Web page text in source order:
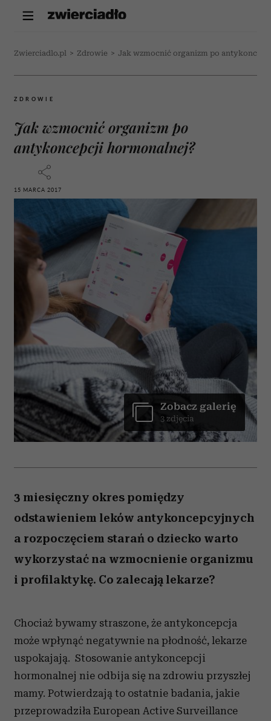
Zwierciadlo.pl > Zdrowie > Jak wzmocnić organizm po
ZDROWIE
Jak wzmocnić organizm po
antykoncepcji hormonalnej?
15 MARCA 2017
Zobacz galerię
3 zdjęcia
3 miesięczny okres pomiędzy
odstawieniem leków antykoncepcyjnych
a rozpoczęciem starań o dziecko warto
wykorzystać na wzmocnienie organizmu
i profilaktykę. Co zalecają lekarze?
Chociaż bywamy straszone, że antykoncepcja
może wpłynąć negatywnie na płodność, lekarze
uspokajają. Stosowanie antykoncepcji
hormonalnej nie odbija się na zdrowiu przyszłej
mamy. Potwierdzają to ostatnie badania, jakie
przeprowadziła European Active Surveillance